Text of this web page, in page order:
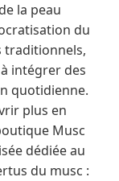
la peau
du
traditionnels,
intégrer des
quotidienne.
plus en
Musc
dédiée au
du musc :